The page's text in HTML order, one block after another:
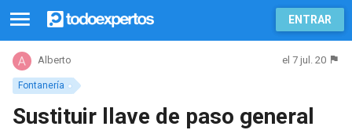
ENTRAR
Fontanería
Alberto el 7 jul. 20
Sustituir llave de paso general